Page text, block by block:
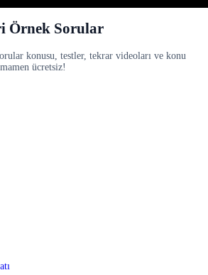
Örnek Sorular
konusu, testler, tekrar videoları ve konu
ücretsiz!